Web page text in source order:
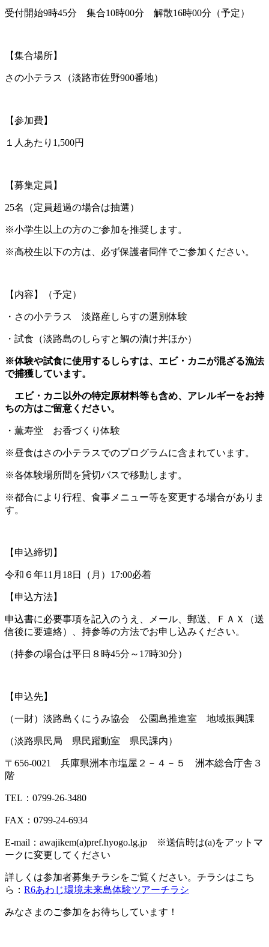
受付開始9時45分 集合10時00分 解散16時00分（予定）
【集合場所】
さの小テラス（淡路市佐野900番地）
【参加費】
１人あたり1,500円
【募集定員】
25名（定員超過の場合は抽選）
※小学生以上の方のご参加を推奨します。
※高校生以下の方は、必ず保護者同伴でご参加ください。
【内容】（予定）
・さの小テラス 淡路産しらすの選別体験
・試食（淡路島のしらすと鯛の漬け丼ほか）
※体験や試食に使用するしらすは、エビ・カニが混ざる漁法
で捕獲しています。
エビ・カニ以外の特定原材料等も含め、アレルギーをお持
ちの方はご留意ください。
・薫寿堂 お香づくり体験
※昼食はさの小テラスでのプログラムに含まれています。
※各体験場所間を貸切バスで移動します。
※都合により行程、食事メニュー等を変更する場合がありま
す。
【申込締切】
令和６年11月18日（月）17:00必着
【申込方法】
申込書に必要事項を記入のうえ、メール、郵送、ＦＡＸ（送
信後に要連絡）、持参等の方法でお申し込みください。
（持参の場合は平日８時45分～17時30分）
【申込先】
（一財）淡路島くにうみ協会 公園島推進室 地域振興課
（淡路県民局 県民躍動室 県民課内）
〒656-0021 兵庫県洲本市塩屋２－４－５ 洲本総合庁舎３
階
TEL：0799-26-3480
FAX：0799-24-6934
E-mail：awajikem(a)pref.hyogo.lg.jp ※送信時は(a)をアットマ
ークに変更してください
詳しくは参加者募集チラシをご覧ください。チラシはこち
ら： R6あわじ環境未来島体験ツアーチラシ
みなさまのご参加をお待ちしています！